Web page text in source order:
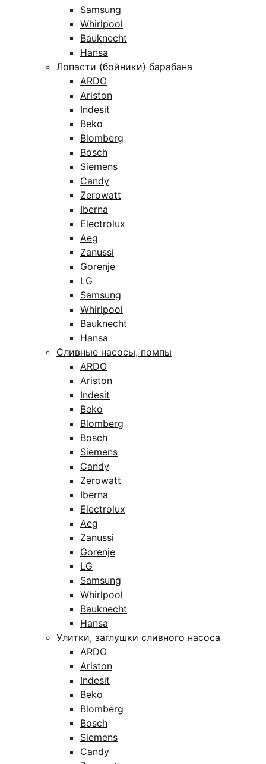
Samsung
Whirlpool
Bauknecht
Hansa
Лопасти (бойники) барабана
ARDO
Ariston
Indesit
Beko
Blomberg
Bosch
Siemens
Candy
Zerowatt
Iberna
Electrolux
Aeg
Zanussi
Gorenje
LG
Samsung
Whirlpool
Bauknecht
Hansa
Сливные насосы, помпы
ARDO
Ariston
Indesit
Beko
Blomberg
Bosch
Siemens
Candy
Zerowatt
Iberna
Electrolux
Aeg
Zanussi
Gorenje
LG
Samsung
Whirlpool
Bauknecht
Hansa
Улитки, заглушки сливного насоса
ARDO
Ariston
Indesit
Beko
Blomberg
Bosch
Siemens
Candy